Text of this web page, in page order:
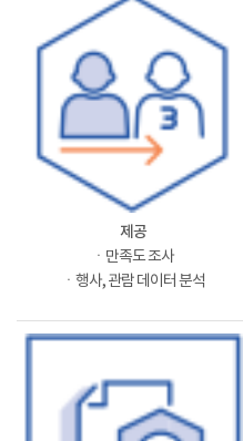
제공
ㆍ만족도 조사
ㆍ행사, 관람 데이터 분석